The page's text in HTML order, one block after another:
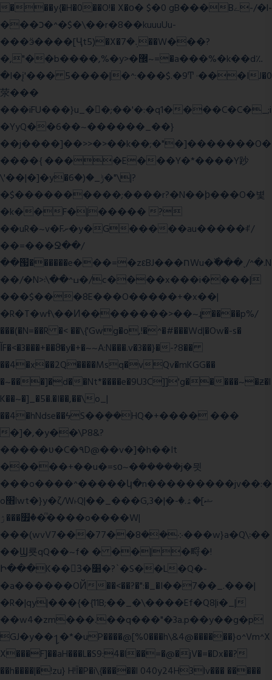
���y{�H�0��O!� X�о� $�0 gB���Bے-/�l-
���כ�^�$�\��r�8��kuuuUu-
���ӭ����[Ҷt5)�X�܉�7��W���?
�,"��b����,%�y>�޼~=�a���%�k��d؉
�I�į'��� 5����|�^:���$.�9Ͳ ·���IJ�0
荥���
���iFU���}u_��;��'�:�q1����C�C�_;i
�YyQ��6��~������_��}
��j����]��>>�>��k��;�"�]�������O�
����{ ����E���Y�*����Y䟞
\'��|�]�y�ݱ_�(�6�"\|?
�$����������;����r?�N��ϸ���O�볓
�k��F�|����� ?
��uR�~v�Fށ�y�G�����au�����ꑷ/
��=���Ջ��/
��՗������e���=�zεBJ���חWu�߰���˯/^�.N
��/�N>ߎ^��\܃�/c����x���i����|
���$���ܿ8E���O�����+�x��|
�R�T�wɬ\� �И��������>��~ɻ����p%/
���(�N=��R �< ��\{'Gwg�o,!�^�#���Wd|�Ow�-s�
ĬF�<�3���+��8ͣ�y�+�~~A:N���.v�3��}�-?8��
��4�x��2Q����Msq�vQv�mKGG��
�~���]�d��Nt*����e�9U3C]]'g�����~�ƶ�l
K��~�]_�5�.�I��,��\o_|
��4�hNdse��ϟS��ܷ��HQ�+���� ���
�]�,�y��\P8&?
�����ʋ�C�۹D@��v�]�h��It
�����+��u�=sο~�ܿ�����j�믯
���o����^�����կ�n���������jv��:�
o׫lwt�}y�ζ/W˫Q|��_���G,3�|�ޝ]�ۿ.�-
�׿���ۯ�ͫ����o����W|
���(wvV܀��8��77���7���w}a�Q\܃��
��Ϣ룟qQ��~f� � ��|�㽟�!
Ի���K��3ٓ�׸�?`�S��L�Q�-
�a������OЙ��<��?�":�_�I��7��_.���|
�R�|qy|���{�{11B;��_�\����Ef�Q8|i�_|
��w4�zm���.��q���"�3a.p��y��g�p
GJ�y��႑�*�uP����@[%0���h\&4@������}o^Vm^X
X���F]��aH���L�S9:4�l��=�@�jV�=�Dx��?
��h����|�!zu} H!Ī�P�i\{�����l 040y24H3lv��� �����